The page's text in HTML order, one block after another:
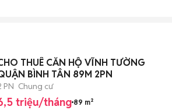
THUÊ CĂN HỘ VĨNH TƯỜNG
BÌNH TÂN 89M 2PN
PN Chung cư
triệu/tháng 89 m²